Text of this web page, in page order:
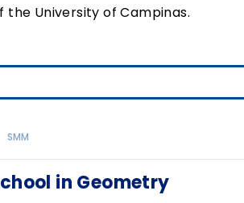
University of Campinas.
SMM
in Geometry